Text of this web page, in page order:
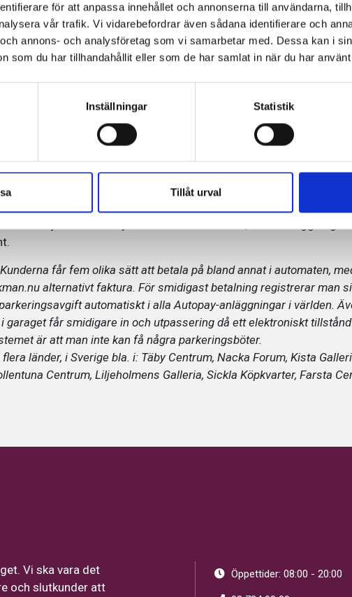
för att anpassa innehållet och annonserna till användarna,
vår trafik. Vi vidarebefordrar även sådana identifierare och
annons- och analysföretag som vi samarbetar med. Dessa kan i
som du har tillhandahållit eller som de har samlat in när du har
Inställningar Statistik
Tillåt urval
i Sverige AB tar över
i Haninge Centrum
Centrum
Centrum och Väsby Centrum installerat Autopay. Med det nya
flera betalalternativ slipper besökarna riskera kontrollavgifter.
och står man under gratis-tiden behöver man inte göra
får fem olika sätt att betala på bland annat i automaten,
alternativt faktura. För smidigast betalning registrerar man
automatiskt i alla Autopay-anläggningar i världen.
garaget får smidigare in och utpassering då ett elektroniskt
är att man inte kan få några parkeringsböter.
länder, i Sverige bla. i: Täby Centrum, Nacka Forum, Kista
Centrum, Liljeholmens Galleria, Sickla Köpkvarter, Farsta
Vi ska vara det
och slutkunder att
Öppettider: 08:00 - 20:00